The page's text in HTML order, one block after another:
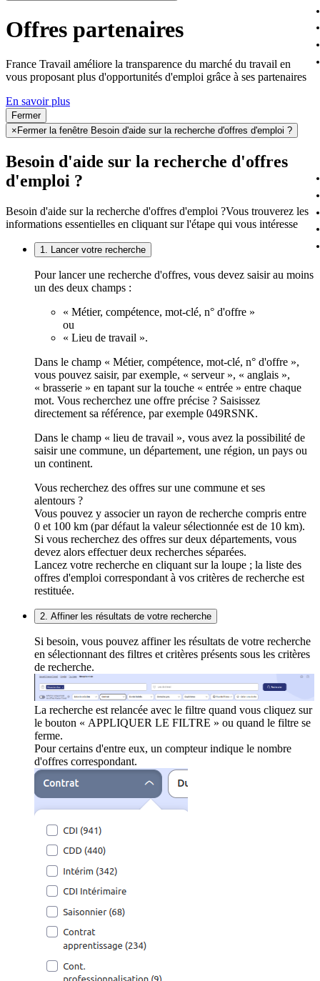
Offres partenaires
France Travail améliore la transparence du marché du travail en
vous proposant plus d'opportunités d'emploi grâce à ses partenaires
En savoir plus
Fermer
× Fermer la fenêtre Besoin d'aide sur la recherche d'offres d'emploi ?
Besoin d'aide sur la recherche d'offres
d'emploi ?
Besoin d'aide sur la recherche d'offres d'emploi ?Vous trouverez les
informations essentielles en cliquant sur l'étape qui vous intéresse
1. Lancer votre recherche
Pour lancer une recherche d'offres, vous devez saisir au moins
un des deux champs :
« Métier, compétence, mot-clé, n° d'offre »
ou
« Lieu de travail ».
Dans le champ « Métier, compétence, mot-clé, n° d'offre »,
vous pouvez saisir, par exemple, « serveur », « anglais »,
« brasserie » en tapant sur la touche « entrée » entre chaque
mot. Vous recherchez une offre précise ? Saisissez
directement sa référence, par exemple 049RSNK.
Dans le champ « lieu de travail », vous avez la possibilité de
saisir une commune, un département, une région, un pays ou
un continent.
Vous recherchez des offres sur une commune et ses
alentours ?
Vous pouvez y associer un rayon de recherche compris entre
0 et 100 km (par défaut la valeur sélectionnée est de 10 km).
Si vous recherchez des offres sur deux départements, vous
devez alors effectuer deux recherches séparées.
Lancez votre recherche en cliquant sur la loupe ; la liste des
offres d'emploi correspondant à vos critères de recherche est
restituée.
2. Affiner les résultats de votre recherche
Si besoin, vous pouvez affiner les résultats de votre recherche
en sélectionnant des filtres et critères présents sous les critères
de recherche.
La recherche est relancée avec le filtre quand vous cliquez sur
le bouton « APPLIQUER LE FILTRE » ou quand le filtre se
ferme.
Pour certains d'entre eux, un compteur indique le nombre
d'offres correspondant.